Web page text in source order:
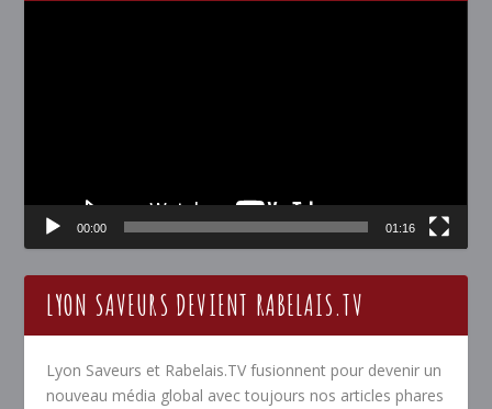
00:00 01:16
LYON SAVEURS DEVIENT RABELAIS.TV
Lyon Saveurs et Rabelais.TV fusionnent pour devenir un
nouveau média global avec toujours nos articles phares